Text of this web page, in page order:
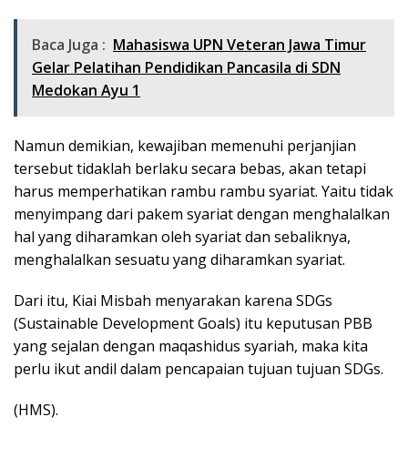
Baca Juga : Mahasiswa UPN Veteran Jawa Timur
Gelar Pelatihan Pendidikan Pancasila di SDN
Medokan Ayu 1
Namun demikian, kewajiban memenuhi perjanjian
tersebut tidaklah berlaku secara bebas, akan tetapi
harus memperhatikan rambu rambu syariat. Yaitu tidak
menyimpang dari pakem syariat dengan menghalalkan
hal yang diharamkan oleh syariat dan sebaliknya,
menghalalkan sesuatu yang diharamkan syariat.
Dari itu, Kiai Misbah menyarakan karena SDGs
(Sustainable Development Goals) itu keputusan PBB
yang sejalan dengan maqashidus syariah, maka kita
perlu ikut andil dalam pencapaian tujuan tujuan SDGs.
(HMS).